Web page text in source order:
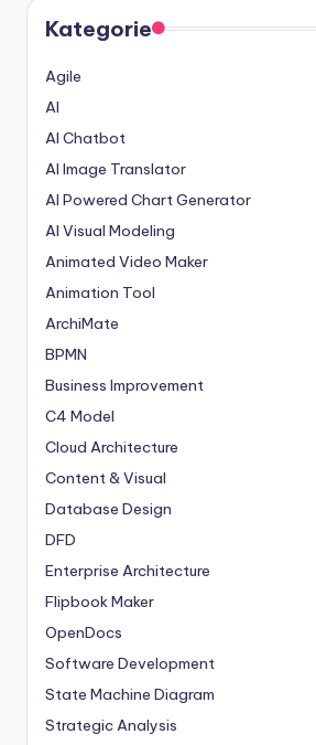
Kategorie
Agile
AI
AI Chatbot
AI Image Translator
AI Powered Chart Generator
AI Visual Modeling
Animated Video Maker
Animation Tool
ArchiMate
BPMN
Business Improvement
C4 Model
Cloud Architecture
Content & Visual
Database Design
DFD
Enterprise Architecture
Flipbook Maker
OpenDocs
Software Development
State Machine Diagram
Strategic Analysis